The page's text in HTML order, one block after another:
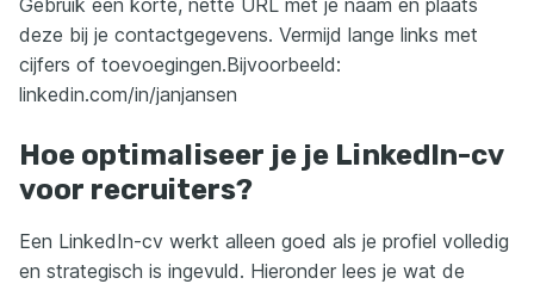
Gebruik een korte, nette URL met je naam en plaats
deze bij je contactgegevens. Vermijd lange links met
cijfers of toevoegingen.Bijvoorbeeld:
linkedin.com/in/janjansen
Hoe optimaliseer je je LinkedIn-cv
voor recruiters?
Een LinkedIn-cv werkt alleen goed als je profiel volledig
en strategisch is ingevuld. Hieronder lees je wat de